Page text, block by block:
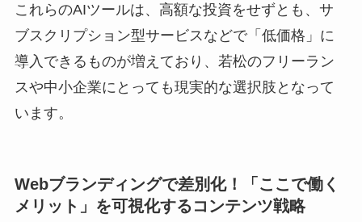
これらのAIツールは、高額な投資をせずとも、サ
ブスクリプション型サービスなどで「低価格」に
導入できるものが増えており、若松のフリーラン
スや中小企業にとっても現実的な選択肢となって
います。
Webブランディングで差別化！「ここで働く
メリット」を可視化するコンテンツ戦略